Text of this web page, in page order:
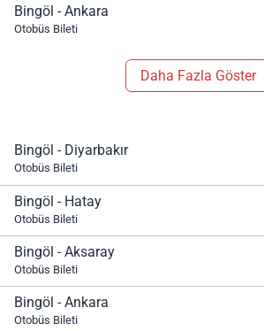
Bingöl - Ankara
Otobüs Bileti
Daha Fazla Göster
Bingöl - Diyarbakır
Otobüs Bileti
Bingöl - Hatay
Otobüs Bileti
Bingöl - Aksaray
Otobüs Bileti
Bingöl - Ankara
Otobüs Bileti